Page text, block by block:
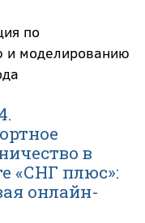
по
и моделированию
в
«СНГ плюс»:
онлайн-